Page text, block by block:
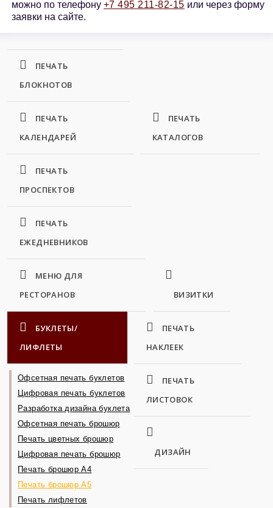
можно по телефону +7 495 211-82-15 или через форму
заявки на сайте.
ПЕЧАТЬ
БЛОКНОТОВ
ПЕЧАТЬ
КАЛЕНДАРЕЙ
ПЕЧАТЬ
КАТАЛОГОВ
ПЕЧАТЬ
ПРОСПЕКТОВ
ПЕЧАТЬ
ЕЖЕДНЕВНИКОВ
МЕНЮ ДЛЯ
РЕСТОРАНОВ
ВИЗИТКИ
БУКЛЕТЫ/
ЛИФЛЕТЫ
Офсетная печать буклетов
Цифровая печать буклетов
Разработка дизайна буклета
Офсетная печать брошюр
Печать цветных брошюр
Цифровая печать брошюр
Печать брошюр А4
Печать брошюр А5
Печать лифлетов
ПЕЧАТЬ
НАКЛЕЕК
ПЕЧАТЬ
ЛИСТОВОК
ДИЗАЙН